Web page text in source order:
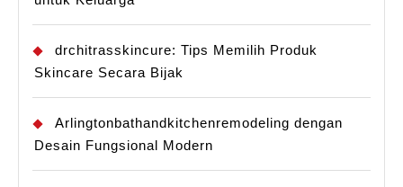
drchitrasskincure: Tips Memilih Produk
Skincare Secara Bijak
Arlingtonbathandkitchenremodeling dengan
Desain Fungsional Modern